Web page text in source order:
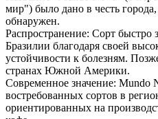
мир") было дано в честь
обнаружен.
Распространение: Сорт быстро
Бразилии благодаря своей
устойчивости к болезням.
странах Южной Америки.
Современное значение: Mundo
востребованных сортов в
ориентированных на